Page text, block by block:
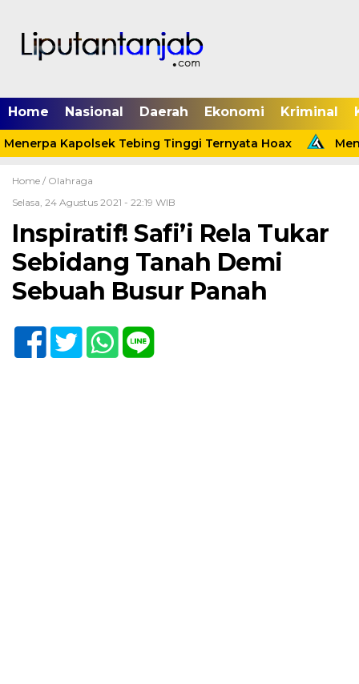
Home Nasional Daerah Ekonomi Kriminal
Kapolsek Tebing Tinggi Ternyata Hoax
Home / Olahraga
Selasa, 24 Agustus 2021 - 22:19 WIB
Inspiratif! Safi’i Rela Tukar
Sebidang Tanah Demi
Sebuah Busur Panah